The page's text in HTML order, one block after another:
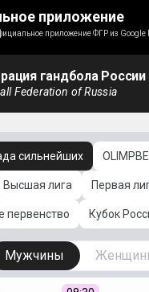
приложение
приложение ФГР из Google
гандбола России
Federation of Russia
сильнейших
Высшая лига Первая
первенство Кубок
Мужчины